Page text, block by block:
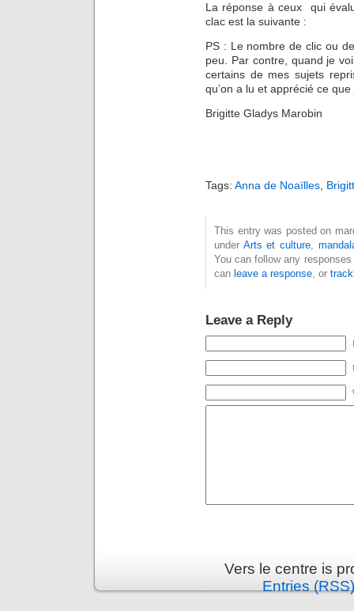
La réponse à ceux qui
clac est la suivante :
PS : Le nombre de clic ou
peu. Par contre, quand je
certains de mes sujets
qu’on a lu et apprécié ce que
Brigitte Gladys Marobin
Tags: Anna de Noaïlles,
This entry was posted on
under Arts et culture,
You can follow any
can leave a response, or
Leave a Reply
Vers le centre is
Entries (RSS)